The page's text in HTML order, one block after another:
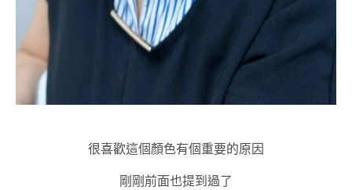
很喜歡這個顏色有個重要的原因
剛剛前面也提到過了